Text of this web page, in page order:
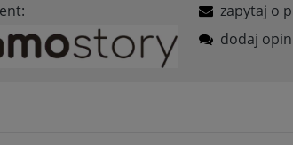
zapytaj o
dodaj